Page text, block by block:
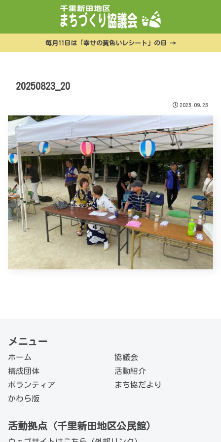
毎月11日は「幸せの黄色いレシート」の日 →
20250823_20
2025.09.25
メニュー
ホーム
協議会
構成団体
活動紹介
ボランティア
まち協だより
かわら版
活動拠点（千里新田地区公民館）